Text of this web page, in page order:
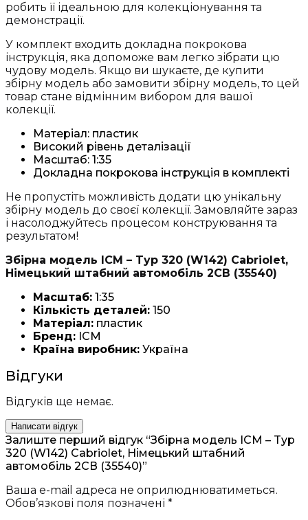
робить її ідеальною для колекціонування та
демонстрації.
У комплект входить докладна покрокова
інструкція, яка допоможе вам легко зібрати цю
чудову модель. Якщо ви шукаєте, де купити
збірну модель або замовити збірну модель, то цей
товар стане відмінним вибором для вашої
колекції.
Матеріал: пластик
Високий рівень деталізації
Масштаб: 1:35
Докладна покрокова інструкція в комплекті
Не пропустіть можливість додати цю унікальну
збірну модель до своєї колекції. Замовляйте зараз
і насолоджуйтесь процесом конструювання та
результатом!
Збірна модель ICM – Typ 320 (W142) Cabriolet,
Німецький штабний автомобіль 2СВ (35540)
Масштаб: 1:35
Кількість деталей: 150
Матеріал: пластик
Бренд: ICM
Країна виробник: Україна
Відгуки
Відгуків ще немає.
Написати відгук
Залиште перший відгук “Збірна модель ICM – Typ
320 (W142) Cabriolet, Німецький штабний
автомобіль 2СВ (35540)”
Ваша e-mail адреса не оприлюднюватиметься.
Обов’язкові поля позначені *